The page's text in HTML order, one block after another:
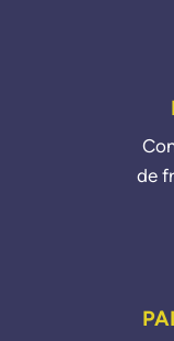
de